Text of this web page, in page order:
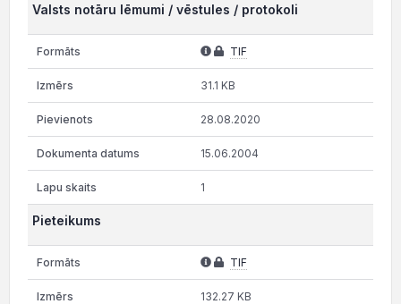
Valsts notāru lēmumi / vēstules / protokoli
TIF
31.1 KB
28.08.2020
15.06.2004
1
Pieteikums
TIF
132.27 KB